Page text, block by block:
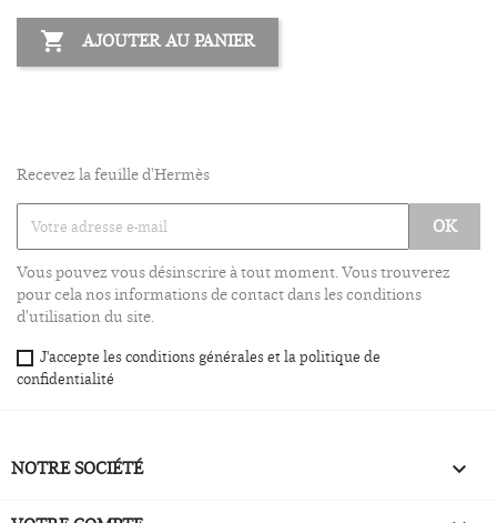
 AJOUTER AU PANIER
Recevez la feuille d'Hermès
Vous pouvez vous désinscrire à tout moment. Vous trouverez
pour cela nos informations de contact dans les conditions
d'utilisation du site.
J'accepte les conditions générales et la politique de
confidentialité
NOTRE SOCIÉTÉ 